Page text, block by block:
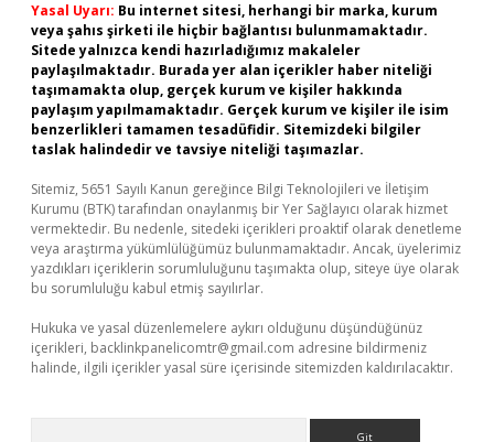
Yasal Uyarı: Bu internet sitesi, herhangi bir marka, kurum
veya şahıs şirketi ile hiçbir bağlantısı bulunmamaktadır.
Sitede yalnızca kendi hazırladığımız makaleler
paylaşılmaktadır. Burada yer alan içerikler haber niteliği
taşımamakta olup, gerçek kurum ve kişiler hakkında
paylaşım yapılmamaktadır. Gerçek kurum ve kişiler ile isim
benzerlikleri tamamen tesadüfidir. Sitemizdeki bilgiler
taslak halindedir ve tavsiye niteliği taşımazlar.
Sitemiz, 5651 Sayılı Kanun gereğince Bilgi Teknolojileri ve İletişim
Kurumu (BTK) tarafından onaylanmış bir Yer Sağlayıcı olarak hizmet
vermektedir. Bu nedenle, sitedeki içerikleri proaktif olarak denetleme
veya araştırma yükümlülüğümüz bulunmamaktadır. Ancak, üyelerimiz
yazdıkları içeriklerin sorumluluğunu taşımakta olup, siteye üye olarak
bu sorumluluğu kabul etmiş sayılırlar.
Hukuka ve yasal düzenlemelere aykırı olduğunu düşündüğünüz
içerikleri, backlinkpanelicomtr@gmail.com adresine bildirmeniz
halinde, ilgili içerikler yasal süre içerisinde sitemizden kaldırılacaktır.